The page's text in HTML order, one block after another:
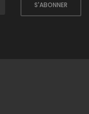
S'ABONNER